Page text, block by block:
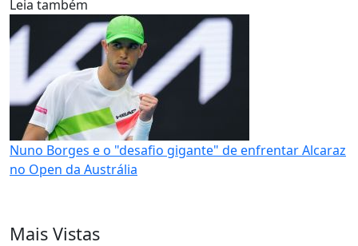
Leia também
Nuno Borges e o "desafio gigante" de enfrentar Alcaraz
no Open da Austrália
Mais Vistas